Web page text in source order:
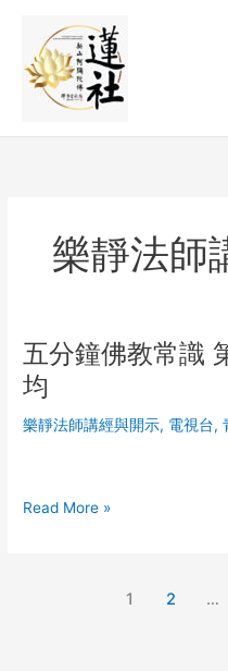
content
樂靜法師
五分鐘佛教常識
均
樂靜法師講經與開示, 電視台,
五
分
鐘
佛
第
Read More »
1 2 …